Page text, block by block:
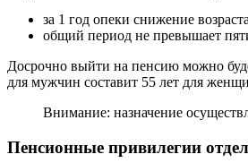
за 1 год опеки снижение
общий период не превышает
Досрочно выйти на пенсию можно
для мужчин составит 55 лет для
Внимание: назначение
Пенсионные привилегии